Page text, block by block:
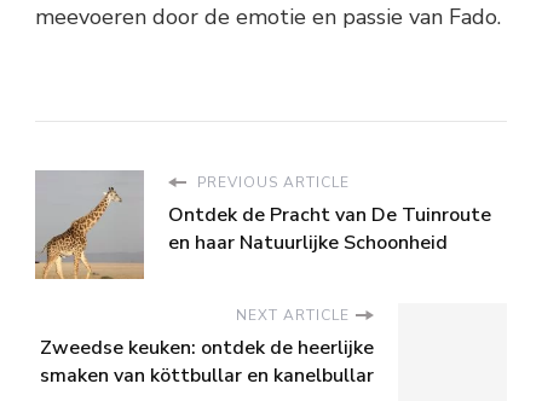
meevoeren door de emotie en passie van Fado.
PREVIOUS ARTICLE
Ontdek de Pracht van De Tuinroute
en haar Natuurlijke Schoonheid
NEXT ARTICLE
Zweedse keuken: ontdek de heerlijke
smaken van köttbullar en kanelbullar